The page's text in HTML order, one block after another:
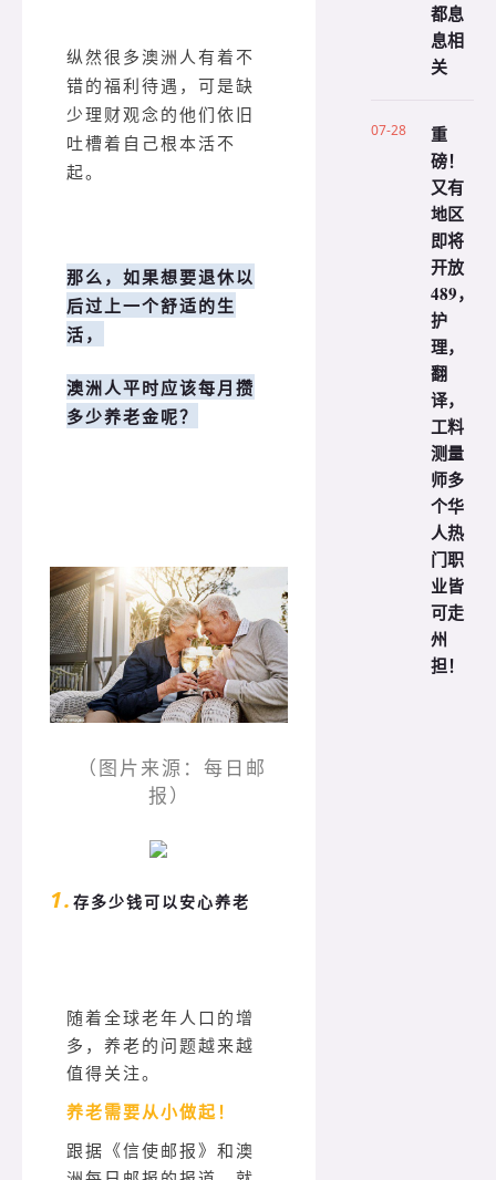
纵然很多澳洲人有着不
错的福利待遇，可是缺
少理财观念的他们依旧
吐槽着自己根本活不
起。
那么，如果想要退休以
后过上一个舒适的生
活，
澳洲人平时应该每月攒
多少养老金呢？
（图片来源：每日邮
报）
1. 存多少钱可以安心养老
随着全球老年人口的增
多，养老的问题越来越
值得关注。
养老需要从小做起！
跟据《信使邮报》和澳
都息
息相
关
07-28
重
磅！
又有
地区
即将
开放
489，
护
理，
翻
译，
工料
测量
师多
个华
人热
门职
业皆
可走
州
担！